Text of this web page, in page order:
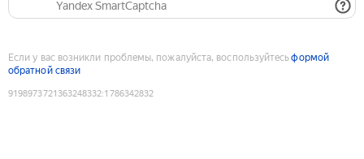
Yandex SmartCaptcha
Если у вас возникли проблемы, пожалуйста, воспользуйтесьформой
обратной связи
9198973721363248332:1786342832